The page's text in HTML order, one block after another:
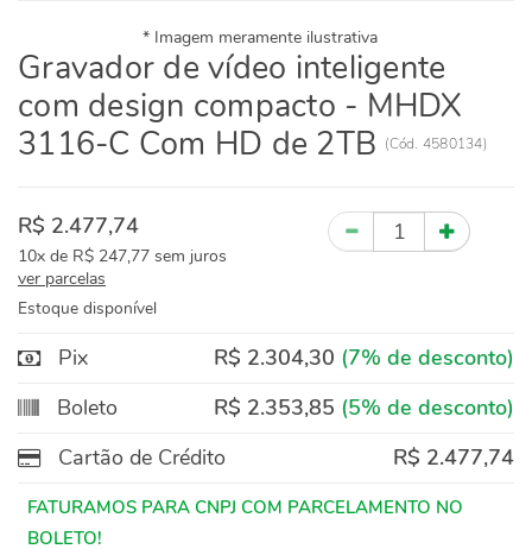
Gravador de vídeo inteligente
com design compacto - MHDX
3116-C Com HD de 2TB (Cód. 4580134)
R$ 2.477,74
10x de R$ 247,77 sem juros
ver parcelas
Estoque disponível
Quantidade
Pix R$ 2.304,30 (7% de desconto)
Boleto
R$ 2.353,85 (5% de desconto)
Cartão de Crédito
R$ 2.477,74